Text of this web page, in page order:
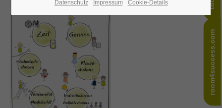
24h/ 365days
We offer support for our customers
Mon - Fri 8:00am - 5:00pm(GMT +1)
Get in touch
room4success.com
Datenschutz Impressum Cookie-Details